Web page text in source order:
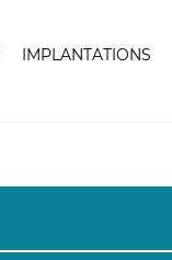
IMPLANTATIONS